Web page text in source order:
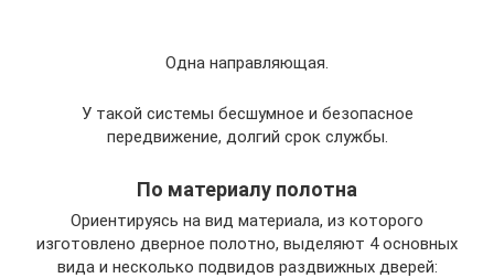
Одна направляющая.
У такой системы бесшумное и безопасное
передвижение, долгий срок службы.
По материалу полотна
Ориентируясь на вид материала, из которого
изготовлено дверное полотно, выделяют 4 основных
вида и несколько подвидов раздвижных дверей: